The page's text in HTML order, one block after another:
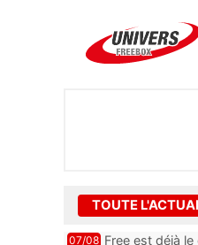
TOUTE
07/08 Free est déjà